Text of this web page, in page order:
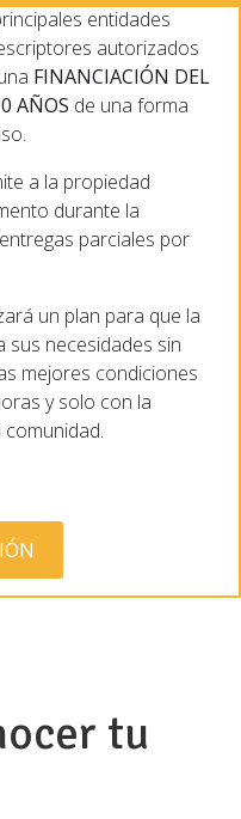
entidades
autorizados
FINANCIACIÓN DEL
AÑOS de una forma
a la propiedad
durante la
parciales por
un plan para que la
sus necesidades sin
mejores condiciones
y solo con la
tu